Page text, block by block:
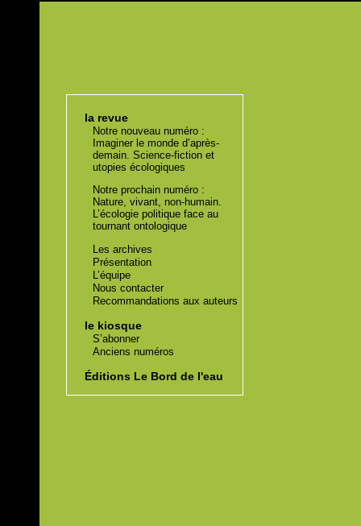
la revue
Notre nouveau numéro :
Imaginer le monde d’après-
demain. Science-fiction et
utopies écologiques
Notre prochain numéro :
Nature, vivant, non-humain.
L’écologie politique face au
tournant ontologique
Les archives
Présentation
L’équipe
Nous contacter
Recommandations aux auteurs
le kiosque
S’abonner
Anciens numéros
Éditions Le Bord de l'eau